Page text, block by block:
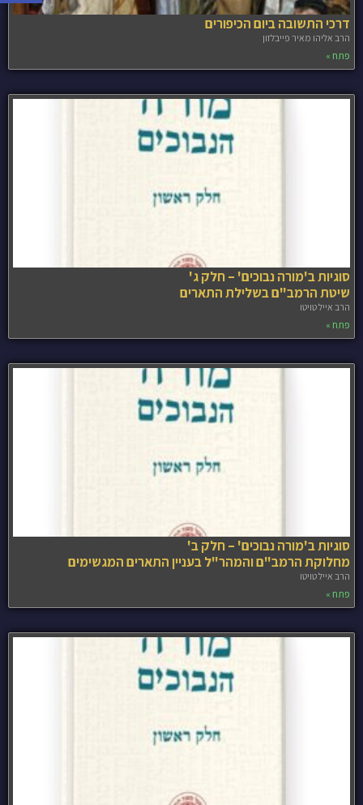
דרכי התשובה ביום הכיפורים
הרב אליהו מאיר פייבלזון
פתח »
סוגיות ב'מורה נבוכים' – חלק ג'
שיטת הרמב"ם בשלילת התארים
הרב אייל טויטו
פתח »
סוגיות ב'מורה נבוכים' – חלק ב'
מחלוקת הרמב"ם והמהר"ל בעניין התארים המגשימים
הרב אייל טויטו
פתח »